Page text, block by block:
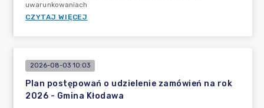
uwarunkowaniach
CZYTAJ WIĘCEJ
2026-08-03 10:03
Plan postępowań o udzielenie zamówień na rok
2026 - Gmina Kłodawa